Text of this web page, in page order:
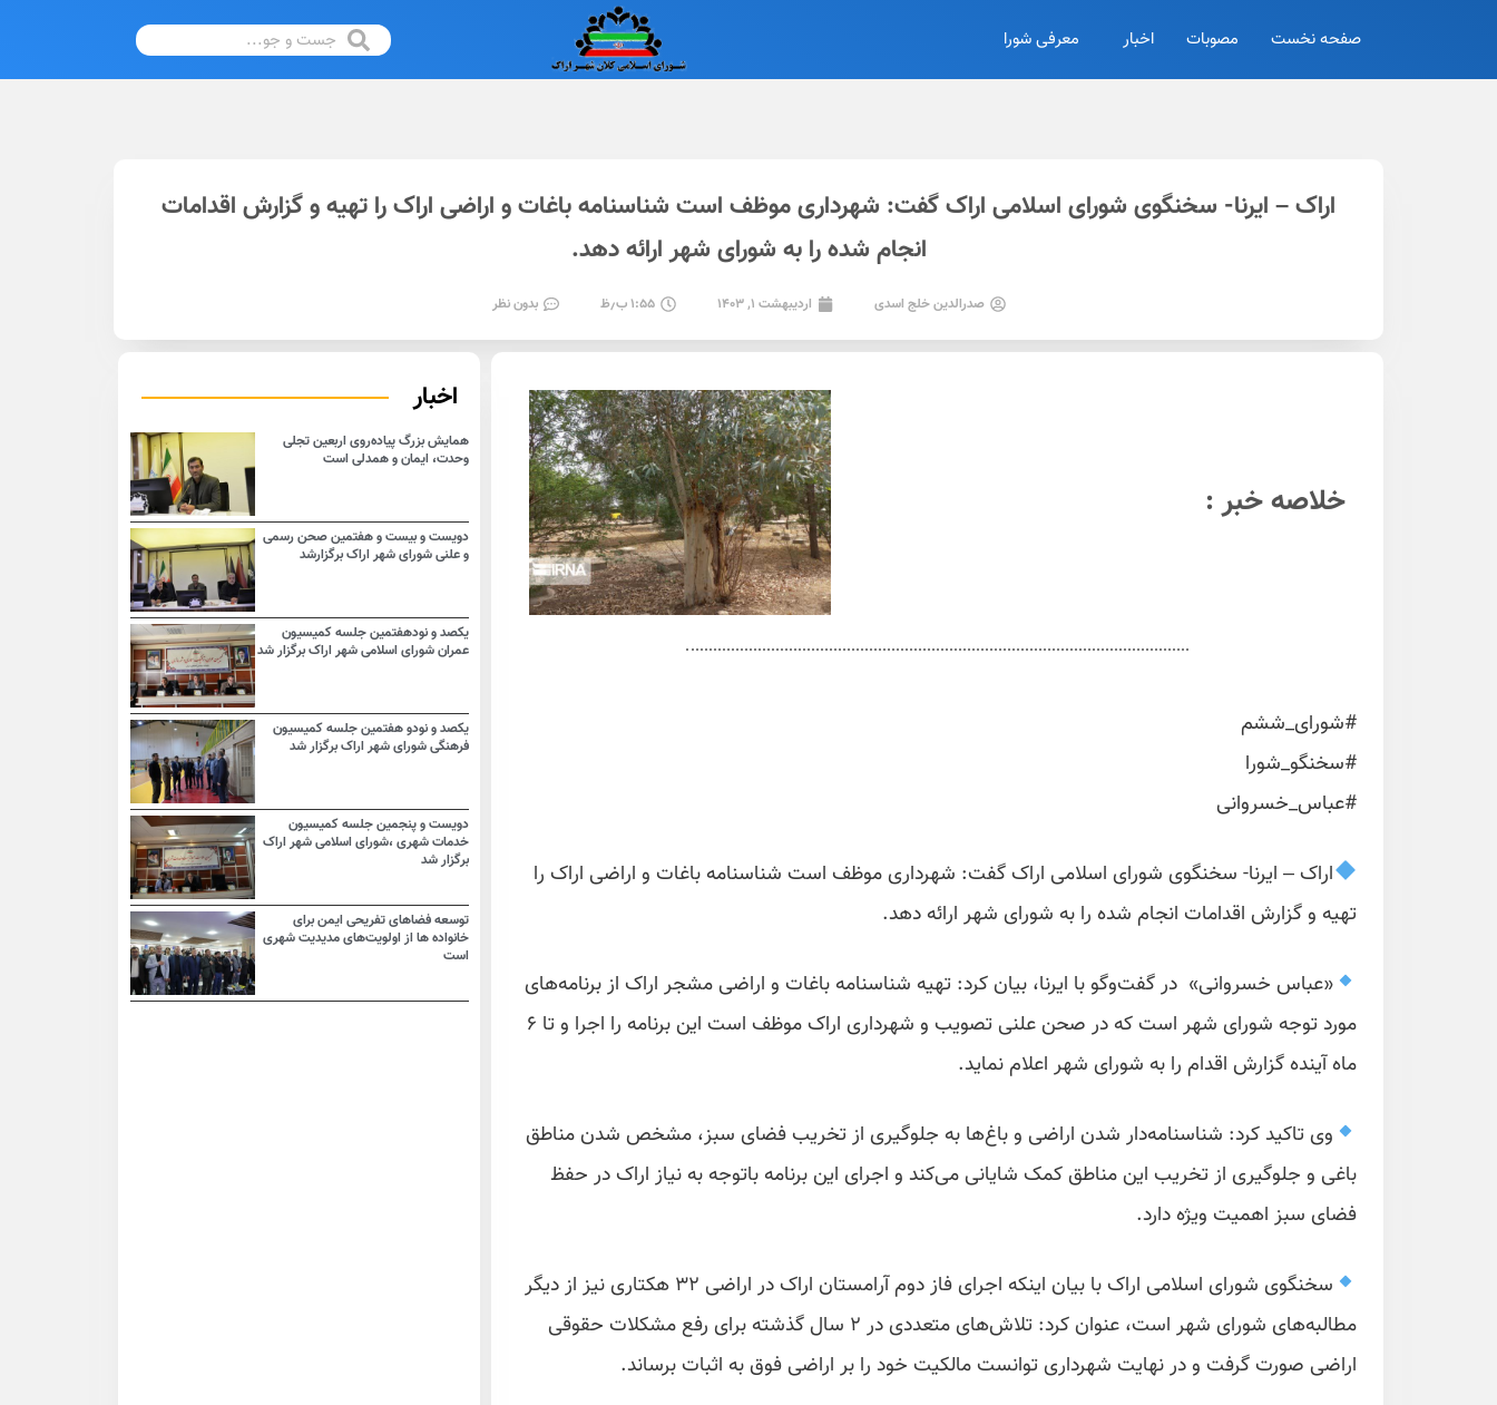
صفحه نخست مصوبات اخبار معرفی شورا
اراک – ایرنا- سخنگوی شورای اسلامی اراک گفت: شهرداری موظف است شناسنامه باغات و اراضی اراک را تهیه و گزارش اقدامات
انجام شده را به شورای شهر ارائه دهد.
صدرالدین خلج اسدی اردیبهشت ۱, ۱۴۰۳ ۱:۵۵ ب٫ظ بدون نظر
خلاصه خبر :
#شورای_ششم
#سخنگو_شورا
#عباس_خسروانی
اراک – ایرنا- سخنگوی شورای اسلامی اراک گفت: شهرداری موظف است شناسنامه باغات و اراضی اراک را
تهیه و گزارش اقدامات انجام شده را به شورای شهر ارائه دهد.
«عباس خسروانی» در گفت‌وگو با ایرنا، بیان کرد: تهیه شناسنامه باغات و اراضی مشجر اراک از برنامه‌های
مورد توجه شورای شهر است که در صحن علنی تصویب و شهرداری اراک موظف است این برنامه را اجرا و تا ۶
ماه آینده گزارش اقدام را به شورای شهر اعلام نماید.
وی تاکید کرد: شناسنامه‌دار شدن اراضی و باغ‌ها به جلوگیری از تخریب فضای سبز، مشخص شدن مناطق
باغی و جلوگیری از تخریب این مناطق کمک شایانی می‌کند و اجرای این برنامه باتوجه به نیاز اراک در حفظ
فضای سبز اهمیت ویژه دارد.
سخنگوی شورای اسلامی اراک با بیان اینکه اجرای فاز دوم آرامستان اراک در اراضی ۳۲ هکتاری نیز از دیگر
مطالبه‌های شورای شهر است، عنوان کرد: تلاش‌های متعددی در ۲ سال گذشته برای رفع مشکلات حقوقی
اراضی صورت گرفت و در نهایت شهرداری توانست مالکیت خود را بر اراضی فوق به اثبات برساند.
اخبار
همایش بزرگ پیاده‌روی اربعین تجلی
وحدت، ایمان و همدلی است
دویست و بیست و هفتمین صحن رسمی
و علنی شورای شهر اراک برگزارشد
یکصد و نودهفتمین جلسه کمیسیون
عمران شورای اسلامی شهر اراک برگزار شد
یکصد و نودو هفتمین جلسه کمیسیون
فرهنگی شورای شهر اراک برگزار شد
دویست و پنجمین جلسه کمیسیون
خدمات شهری ،شورای اسلامی شهر اراک
برگزار شد
توسعه فضاهای تفریحی ایمن برای
خانواده ها از اولویت‌های مدیدیت شهری
است